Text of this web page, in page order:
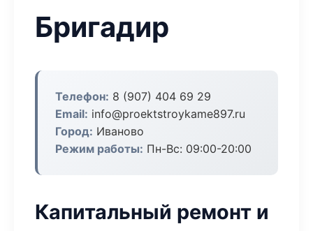
Бригадир
Телефон: 8 (907) 404 69 29
Email: info@proektstroykame897.ru
Город: Иваново
Режим работы: Пн-Вс: 09:00-20:00
Капитальный ремонт и